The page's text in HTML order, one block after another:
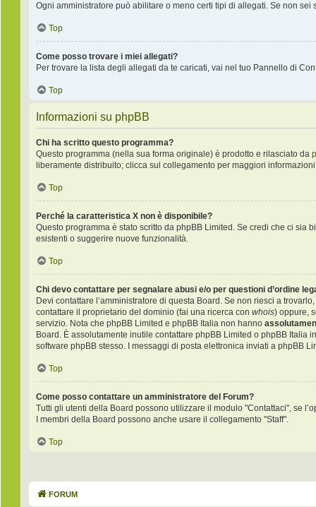
Ogni amministratore può abilitare o meno certi tipi di allegati. Se non
Top
Come posso trovare i miei allegati?
Per trovare la lista degli allegati da te caricati, vai nel tuo Pannello di
Top
Informazioni su phpBB
Chi ha scritto questo programma?
Questo programma (nella sua forma originale) è prodotto e rilasciato da
liberamente distribuito; clicca sul collegamento per maggiori
Top
Perché la caratteristica X non è disponibile?
Questo programma è stato scritto da phpBB Limited. Se credi che ci
esistenti o suggerire nuove funzionalità.
Top
Chi devo contattare per segnalare abusi e/o per questioni d’ordine
Devi contattare l’amministratore di questa Board. Se non riesci a
contattare il proprietario del dominio (fai una ricerca con whois) oppure,
servizio. Nota che phpBB Limited e phpBB Italia non hanno
Board. È assolutamente inutile contattare phpBB Limited o phpBB
software phpBB stesso. I messaggi di posta elettronica inviati a phpBB
Top
Come posso contattare un amministratore del Forum?
Tutti gli utenti della Board possono utilizzare il modulo "Contattaci", se
I membri della Board possono anche usare il collegamento "Staff".
Top
FORUM